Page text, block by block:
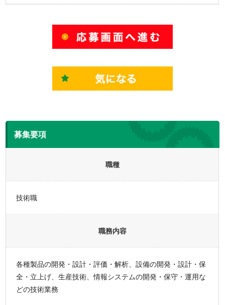
募集要項
職種
技術職
職務内容
各種製品の開発・設計・評価・解析、設備の開発・設計・保
全・立上げ、生産技術、情報システムの開発・保守・運用な
どの技術業務